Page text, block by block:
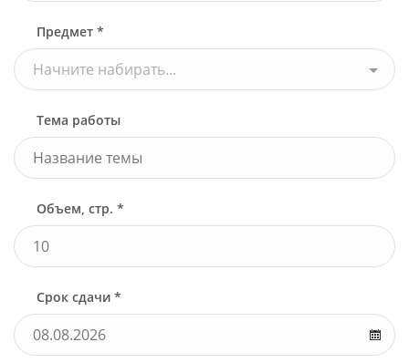
Предмет *
Начните набирать...
Тема работы
Объем, стр. *
Срок сдачи *